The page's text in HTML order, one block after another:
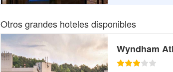
Otros grandes hoteles disponibles
Wyndham